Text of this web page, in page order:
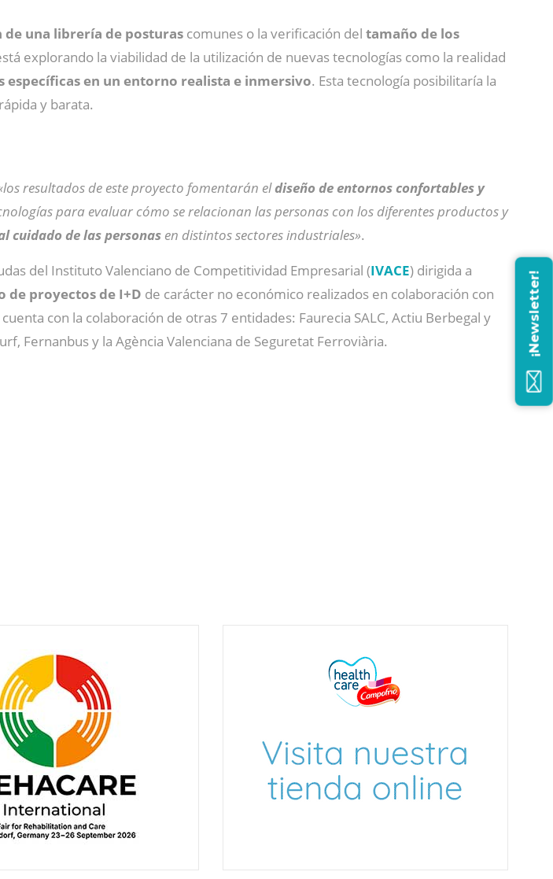
de una librería de posturas comunes o la verificación del tamaño de los
explorando la viabilidad de la utilización de nuevas tecnologías como la realidad
en un entorno realista e inmersivo. Esta tecnología posibilitaría la
y barata.
resultados de este proyecto fomentarán eldiseño de entornos confortables y
para evaluar cómo se relacionan las personas con los diferentes productos y
cuidado de las personas en distintos sectores industriales».
del Instituto Valenciano de Competitividad Empresarial (IVACE) dirigida a
de proyectos de I+D de carácter no económico realizados en colaboración con
con la colaboración de otras 7 entidades: Faurecia SALC, Actiu Berbegal y
Fernanbus y la Agència Valenciana de Seguretat Ferroviària.
¡Newsletter!